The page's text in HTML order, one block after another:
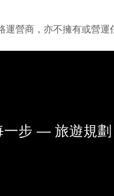
營商，亦不擁有或營
一步 — 旅遊規劃